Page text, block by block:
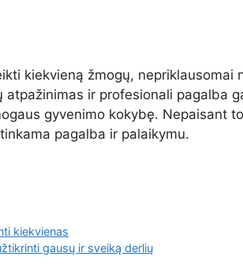
kiekvieną žmogų, nepriklausomai
ir profesionali pagalba
gyvenimo kokybę. Nepaisant
pagalba ir palaikymu.
kiekvienas
gausų ir sveiką derlių